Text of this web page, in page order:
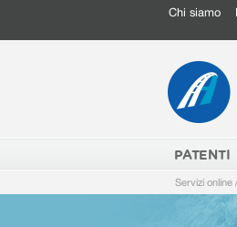
Chi siamo
PATENTI
Servizi online